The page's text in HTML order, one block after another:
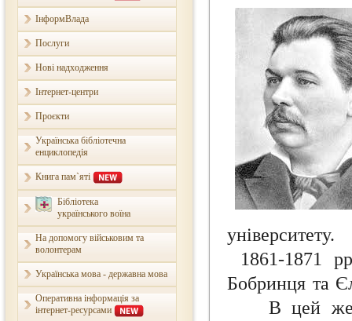
ІнформВлада
Послуги
Нові надходження
Інтернет-центри
Проєкти
Українська бібліотечна
енциклопедія
Книга пам`яті
Бібліотека
українського воїна
На допомогу військовим та
волонтерам
Українська мова - державна мова
Оперативна інформація за
інтернет-ресурсами
університету.
1861-1871
Бобринця та
В цей же